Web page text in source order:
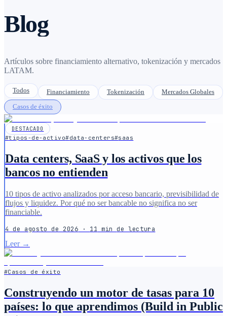
Blog
Artículos sobre financiamiento alternativo, tokenización y mercados
LATAM.
Todos Financiamiento Tokenización Mercados Globales
Casos de éxito
DESTACADO
#tipos-de-activo#data-centers#saas
Data centers, SaaS y los activos que los
bancos no entienden
10 tipos de activo analizados por acceso bancario, previsibilidad de
flujos y liquidez. Por qué no ser bancable no significa no ser
financiable.
4 de agosto de 2026 · 11 minde lectura
Leer→
#Casos de éxito
Construyendo un motor de tasas para 10
países: lo que aprendimos (Build in Public